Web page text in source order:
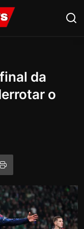
da
o